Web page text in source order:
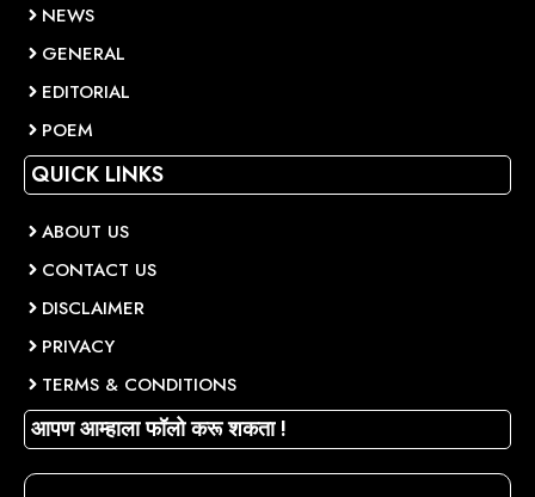
NEWS
GENERAL
EDITORIAL
POEM
QUICK LINKS
ABOUT US
CONTACT US
DISCLAIMER
PRIVACY
TERMS & CONDITIONS
आपण आम्हाला फॉलो करू शकता !